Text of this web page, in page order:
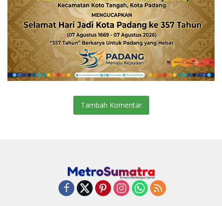
Tambah Komentar